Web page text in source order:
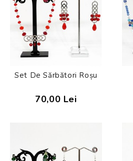
Set De Sărbători Roșu
70,00 Lei